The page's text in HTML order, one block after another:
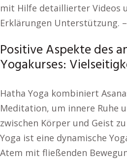
mit Hilfe detaillierter Videos
Erklärungen Unterstützung. –
Positive Aspekte des
Yogakurses:
Hatha Yoga kombiniert
Meditation, um innere Ruhe
zwischen Körper und Geist
Yoga ist eine dynamische
Atem mit fließenden